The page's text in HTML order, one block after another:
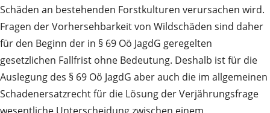
Schäden an bestehenden Forstkulturen verursachen wird.
Fragen der Vorhersehbarkeit von Wildschäden sind daher
für den Beginn der in § 69 Oö JagdG geregelten
gesetzlichen Fallfrist ohne Bedeutung. Deshalb ist für die
Auslegung des § 69 Oö JagdG aber auch die im allgemeinen
Schadenersatzrecht für die Lösung der Verjährungsfrage
wesentliche Unterscheidung zwischen einem